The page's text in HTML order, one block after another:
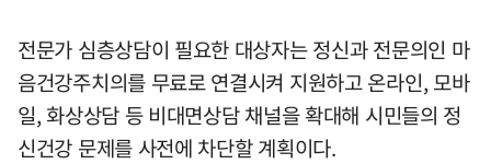
전문가 심층상담이 필요한 대상자는 정신과 전문의인 마
음건강주치의를 무료로 연결시켜 지원하고 온라인, 모바
일, 화상상담 등 비대면상담 채널을 확대해 시민들의 정
신건강 문제를 사전에 차단할 계획이다.